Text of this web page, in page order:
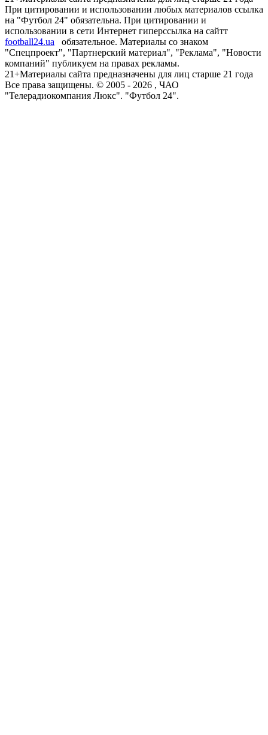
При цитировании и использовании любых материалов ссылка
на "Футбол 24" обязательна. При цитировании и
использовании в сети Интернет гиперссылка на сайтт
football24.ua
обязательное. Материалы со знаком
"Спецпроект", "Партнерский материал", "Реклама", "Новости
компаний" публикуем на правах рекламы.
21+Материалы сайта предназначены для лиц старше 21 года
Все права защищены. © 2005 - 2026 , ЧАО
"Телерадиокомпания Люкс". "Футбол 24".